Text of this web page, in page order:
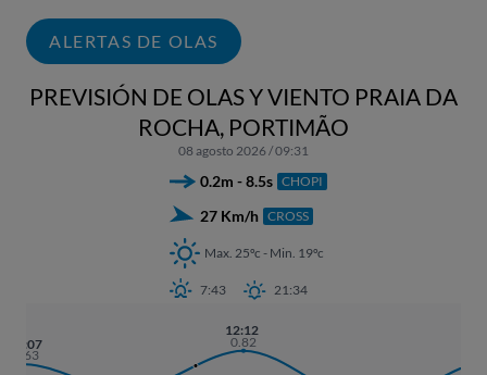
ALERTAS DE OLAS
PREVISIÓN DE OLAS Y VIENTO PRAIA DA
ROCHA, PORTIMÃO
08 agosto 2026 / 09:31
0.2m - 8.5s CHOPI
27 Km/h CROSS
Max. 25ºc - Min. 19ºc
7:43 21:34
00:07
0.63
12:12
0.82